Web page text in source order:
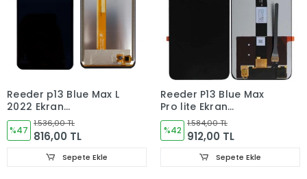
Reeder p13 Blue Max L
2022 Ekran
Dokunmatik Cam
%47
1.536,00 TL
816,00 TL
Sepete Ekle
Reeder P13 Blue Max
Pro lite Ekran
Dokunmatik Cam
%42
1.584,00 TL
912,00 TL
Sepete Ekle